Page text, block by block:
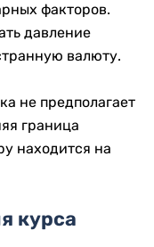
факторов.
давление
валюту.
не предполагает
граница
находится на
курса